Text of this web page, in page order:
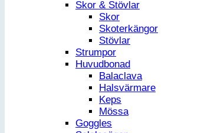
Skor & Stövlar
Skor
Skoterkängor
Stövlar
Strumpor
Huvudbonad
Balaclava
Halsvärmare
Keps
Mössa
Goggles